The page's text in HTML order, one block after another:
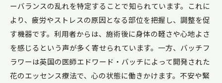
ーバランスの乱れを特定することで知られています。これに
より、疲労やストレスの原因となる部位を把握し、調整を促
す機器です。利用者からは、施術後に身体の軽さや心地よさ
を感じるという声が多く寄せられています。一方、バッチフ
ラワーは英国の医師エドワード・バッチによって開発された
花のエッセンス療法で、心の状態に働きかけます。不安や緊